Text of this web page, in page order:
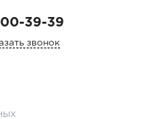
39-39
звонок